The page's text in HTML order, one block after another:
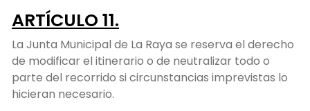
ARTÍCULO 11.
La Junta Municipal de La Raya se reserva el derecho
de modificar el itinerario o de neutralizar todo o
parte del recorrido si circunstancias imprevistas lo
hicieran necesario.